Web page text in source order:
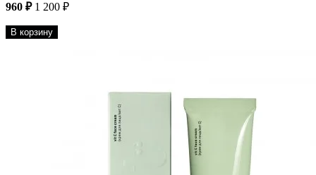
960 ₽ 1 200 ₽
В корзину